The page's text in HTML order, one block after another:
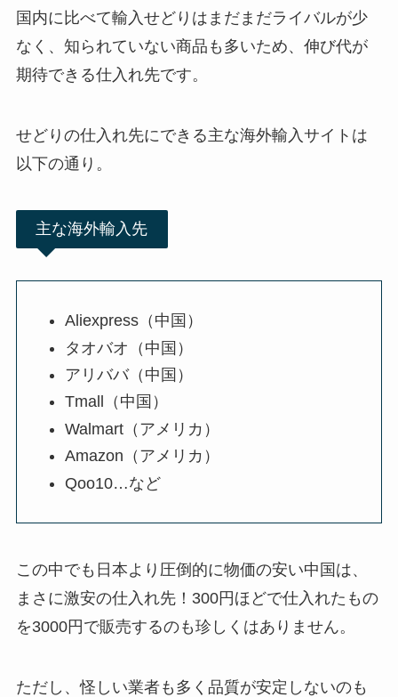
国内に比べて輸入せどりはまだまだライバルが少
なく、知られていない商品も多いため、伸び代が
期待できる仕入れ先です。
せどりの仕入れ先にできる主な海外輸入サイトは
以下の通り。
主な海外輸入先
Aliexpress（中国）
タオバオ（中国）
アリババ（中国）
Tmall（中国）
Walmart（アメリカ）
Amazon（アメリカ）
Qoo10…など
この中でも日本より圧倒的に物価の安い中国は、
まさに激安の仕入れ先！300円ほどで仕入れたもの
を3000円で販売するのも珍しくはありません。
ただし、怪しい業者も多く品質が安定しないのも